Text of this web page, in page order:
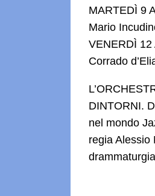
MARTEDÌ 9
Mario
VENERDÌ 12
Corrado
DINTORNI.
nel mondo
regia Alessio